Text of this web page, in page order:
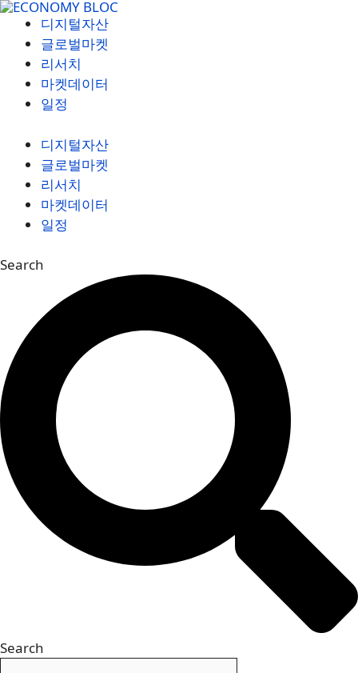
컨
디지털자산
글로벌마켓
리서치
마켓데이터
일정
디지털자산
글로벌마켓
리서치
마켓데이터
일정
Search
Search